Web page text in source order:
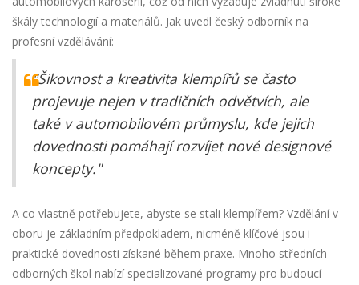
škály technologií a materiálů. Jak uvedl český odborník na
profesní vzdělávání:
"Šikovnost a kreativita klempířů se často
projevuje nejen v tradičních odvětvích, ale
také v automobilovém průmyslu, kde jejich
dovednosti pomáhají rozvíjet nové designové
koncepty."
A co vlastně potřebujete, abyste se stali klempířem? Vzdělání v
oboru je základním předpokladem, nicméně klíčové jsou i
praktické dovednosti získané během praxe. Mnoho středních
odborných škol nabízí specializované programy pro budoucí